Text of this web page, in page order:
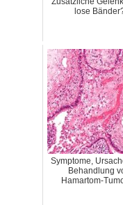
lose
Symptome,
Behandlung
Hamartom-